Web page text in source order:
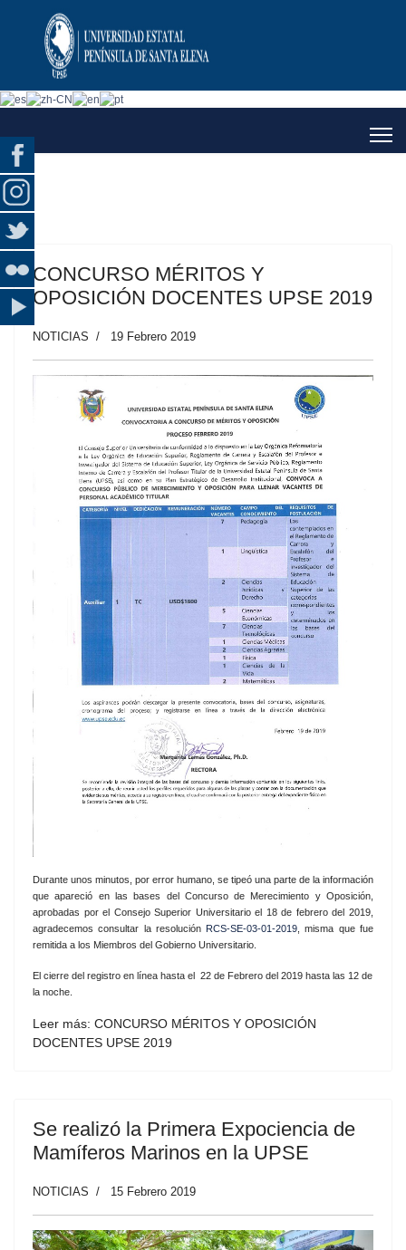
CONCURSO MÉRITOS Y
OPOSICIÓN DOCENTES UPSE 2019
NOTICIAS 19 Febrero 2019
Durante unos minutos, por error humano, se tipeó una parte de la información
que apareció en las bases del Concurso de Merecimiento y Oposición,
aprobadas por el Consejo Superior Universitario el 18 de febrero del 2019,
agradecemos consultar la resolución RCS-SE-03-01-2019 , misma que fue
remitida a los Miembros del Gobierno Universitario.
El cierre del registro en línea hasta el 22 de Febrero del 2019 hasta las 12 de
la noche.
Leer más: CONCURSO MÉRITOS Y OPOSICIÓN
DOCENTES UPSE 2019
Se realizó la Primera Expociencia de
Mamíferos Marinos en la UPSE
NOTICIAS 15 Febrero 2019